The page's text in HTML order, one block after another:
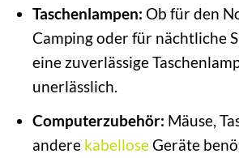
Taschenlampen: Ob für den
Camping oder für nächtliche
eine zuverlässige
unerlässlich.
Computerzubehör: Mäuse,
andere kabelloseGeräte